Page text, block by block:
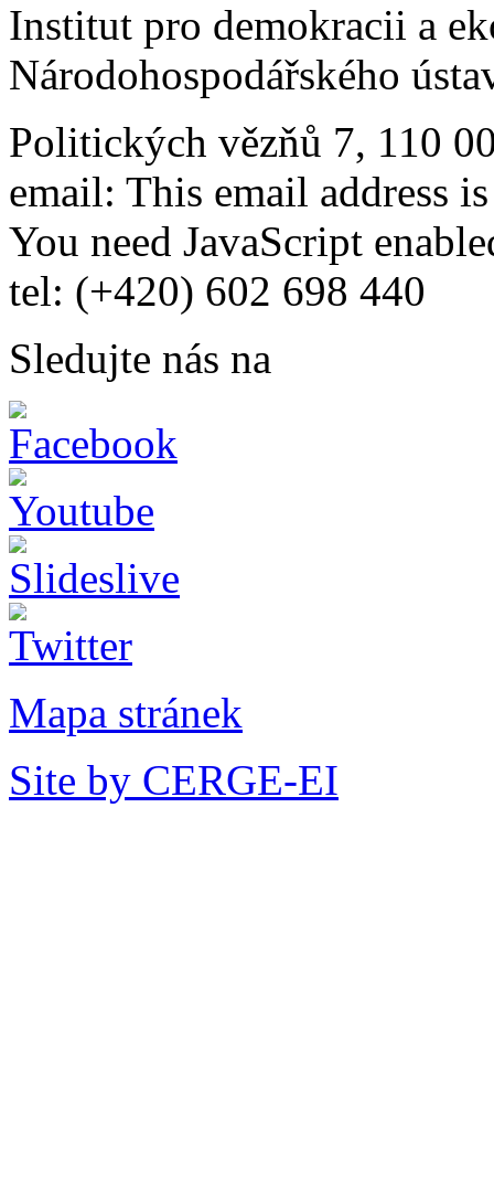
Institut pro demokracii a
Národohospodářského
Politických vězňů 7, 110
email: This email address
You need JavaScript
tel: (+420) 602 698 440
Sledujte nás na
Mapa stránek
Site by CERGE-EI